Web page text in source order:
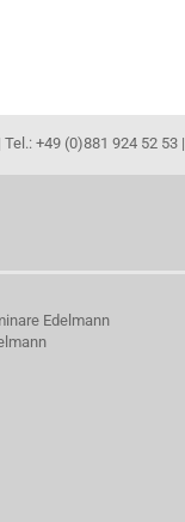
+49 (0)881 924 52 53 |
Edelmann